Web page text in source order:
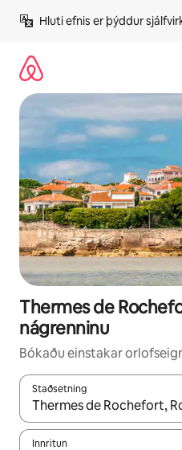
beint
Hluti efnis er þýddur
Thermes de
nágrenninu
Bókaðu einstakar
Staðsetning
Þegar niðurstöður liggja
Innritun